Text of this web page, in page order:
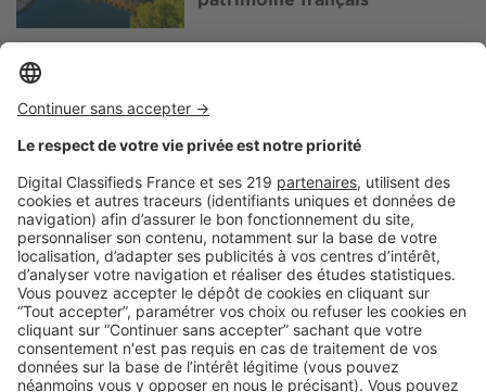
Image
Immobilier de prestige : dix
ans de transformation du luxe
résidentiel français
Image
Biens d'exception
Paris 16e : le luxe résidentiel
qui traverse les époques